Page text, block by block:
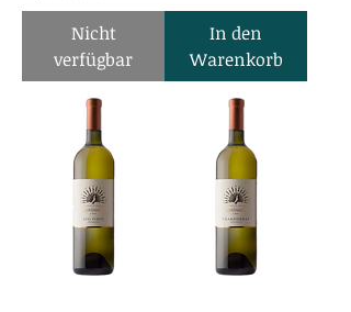
Nicht
verfügbar
In den
Warenkorb